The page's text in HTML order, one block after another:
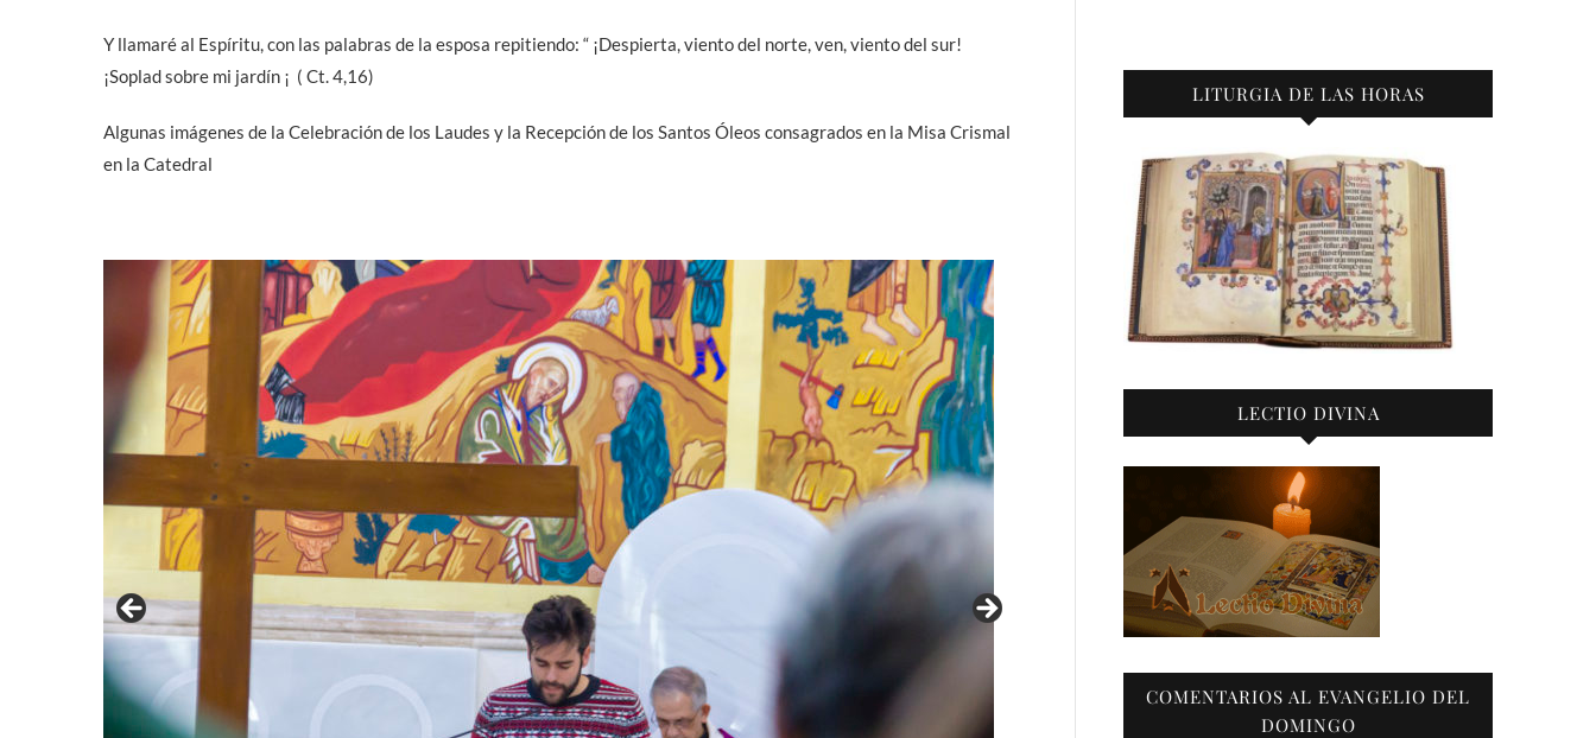
Y llamaré al Espíritu, con las palabras de la esposa repitiendo: “ ¡Despierta, viento del norte, ven, viento del sur!
¡Soplad sobre mi jardín ¡ ( Ct. 4,16)
Algunas imágenes de la Celebración de los Laudes y la Recepción de los Santos Óleos consagrados en la Misa Crismal
en la Catedral
LITURGIA DE LAS HORAS
LECTIO DIVINA
COMENTARIOS AL EVANGELIO DEL
DOMINGO